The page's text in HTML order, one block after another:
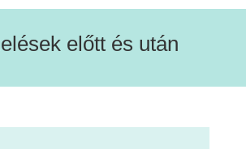
előtt és után